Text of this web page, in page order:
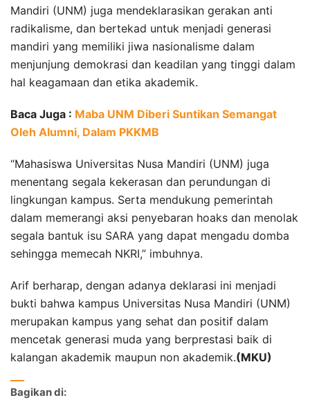
Mandiri (UNM) juga mendeklarasikan gerakan anti
radikalisme, dan bertekad untuk menjadi generasi
mandiri yang memiliki jiwa nasionalisme dalam
menjunjung demokrasi dan keadilan yang tinggi dalam
hal keagamaan dan etika akademik.
Baca Juga : Maba UNM Diberi Suntikan Semangat
Oleh Alumni, Dalam PKKMB
“Mahasiswa Universitas Nusa Mandiri (UNM) juga
menentang segala kekerasan dan perundungan di
lingkungan kampus. Serta mendukung pemerintah
dalam memerangi aksi penyebaran hoaks dan menolak
segala bantuk isu SARA yang dapat mengadu domba
sehingga memecah NKRI,” imbuhnya.
Arif berharap, dengan adanya deklarasi ini menjadi
bukti bahwa kampus Universitas Nusa Mandiri (UNM)
merupakan kampus yang sehat dan positif dalam
mencetak generasi muda yang berprestasi baik di
kalangan akademik maupun non akademik.(MKU)
Bagikan di: